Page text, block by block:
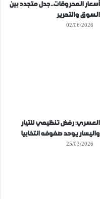
أسعار المحروقات..جدل متجدد بين
السوق والتحرير
02/06/2026
العسري: رفض تنظيمي للتيار
واليسار يوحد صفوفه انتخابيا
25/03/2026